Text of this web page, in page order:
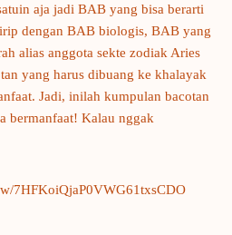
aja jadi BAB yang bisa berarti
dengan BAB biologis, BAB yang
alias anggota sekte zodiak Aries
yang harus dibuang ke khalayak
Jadi, inilah kumpulan bacotan
bermanfaat! Kalau nggak
7HFKoiQjaP0VWG61txsCDO